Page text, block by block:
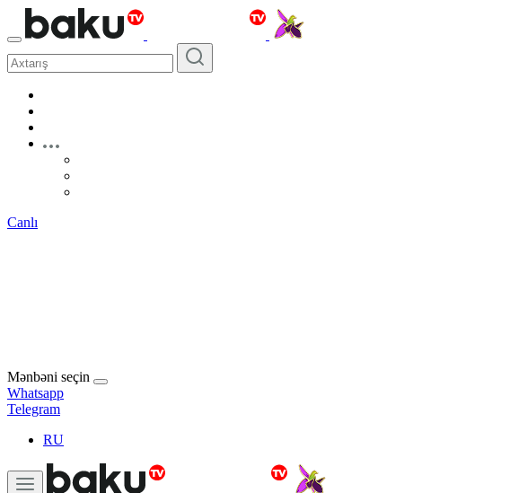
Canlı
Mənbəni seçin
Whatsapp
Telegram
RU